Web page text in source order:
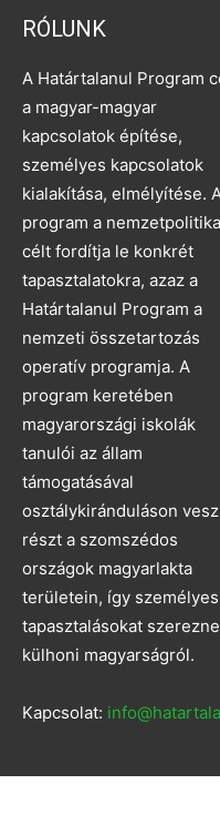
RÓLUNK
A Határtalanul Program
a magyar-magyar
kapcsolatok építése,
személyes kapcsolatok
kialakítása, elmélyítése.
program a
célt fordítja le konkrét
tapasztalatokra, azaz a
Határtalanul Program a
nemzeti összetartozás
operatív programja. A
program keretében
magyarországi iskolák
tanulói az állam
támogatásával
osztálykiránduláson
részt a szomszédos
országok magyarlakta
területein, így személyes
tapasztalásokat
külhoni magyarságról.
Kapcsolat: